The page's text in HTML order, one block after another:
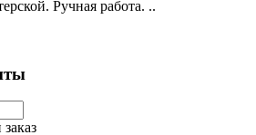
Ручная работа. ..